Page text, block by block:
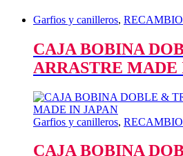
HILOSGarfios y canilleros,
CAJA BOBINA
ARRASTRE MADE
Garfios y canilleros,
CAJA BOBINA